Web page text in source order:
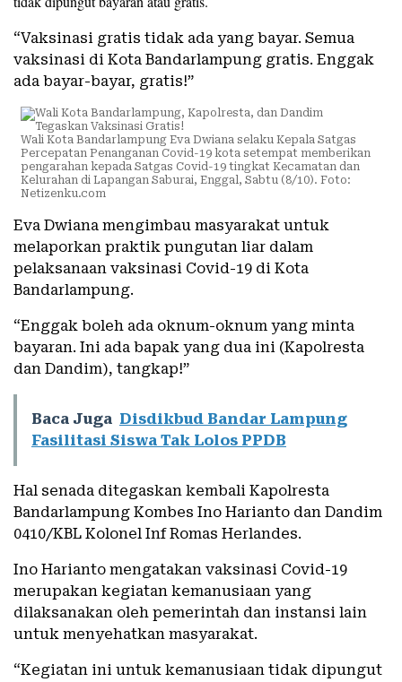
“Vaksinasi gratis tidak ada yang bayar. Semua
vaksinasi di Kota Bandarlampung gratis. Enggak
ada bayar-bayar, gratis!”
Wali Kota Bandarlampung Eva Dwiana selaku Kepala Satgas
Percepatan Penanganan Covid-19 kota setempat memberikan
pengarahan kepada Satgas Covid-19 tingkat Kecamatan dan
Kelurahan di Lapangan Saburai, Enggal, Sabtu (8/10). Foto:
Netizenku.com
Eva Dwiana mengimbau masyarakat untuk
melaporkan praktik pungutan liar dalam
pelaksanaan vaksinasi Covid-19 di Kota
Bandarlampung.
“Enggak boleh ada oknum-oknum yang minta
bayaran. Ini ada bapak yang dua ini (Kapolresta
dan Dandim), tangkap!”
Baca Juga Disdikbud Bandar Lampung
Fasilitasi Siswa Tak Lolos PPDB
Hal senada ditegaskan kembali Kapolresta
Bandarlampung Kombes Ino Harianto dan Dandim
0410/KBL Kolonel Inf Romas Herlandes.
Ino Harianto mengatakan vaksinasi Covid-19
merupakan kegiatan kemanusiaan yang
dilaksanakan oleh pemerintah dan instansi lain
untuk menyehatkan masyarakat.
“Kegiatan ini untuk kemanusiaan tidak dipungut